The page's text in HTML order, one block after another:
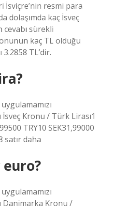
İsviçre’nin resmi para
dolaşımda kaç İsveç
sürekli
kaç TL olduğu
TL’dir.
Kronu / Türk Lirası1
TRY10 SEK31,99000
satır daha
Danimarka Kronu /